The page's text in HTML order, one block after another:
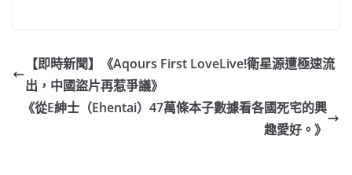
【即時新聞】《Aqours First LoveLive!衛星源遭極速流
出，中國盜片再惹爭議》
《從E紳士（Ehentai）47萬條本子數據看各國死宅的興
趣愛好。》